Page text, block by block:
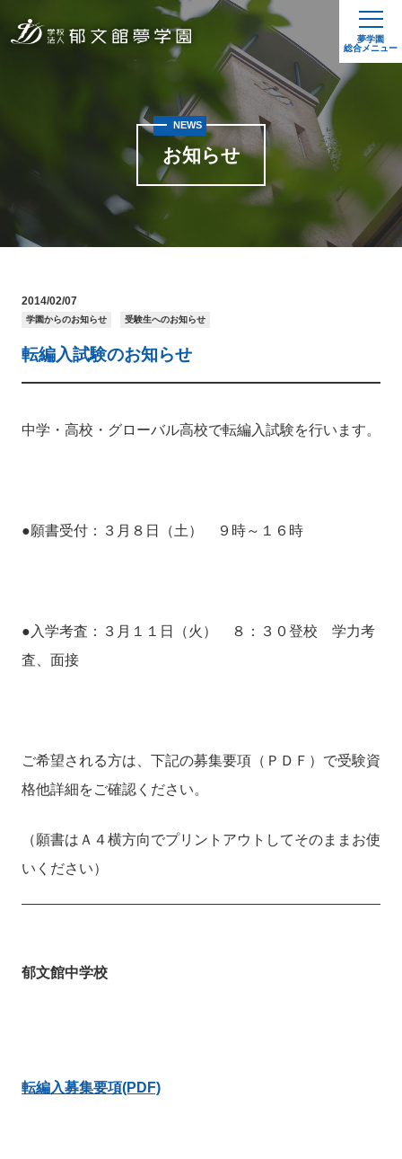
夢学園
総合メニュー
お知らせ
NEWS
2014/02/07
学園からのお知らせ 受験生へのお知らせ
転編入試験のお知らせ
中学・高校・グローバル高校で転編入試験を行います。
●願書受付：３月８日（土） ９時～１６時
●入学考査：３月１１日（火） ８：３０登校 学力考
査、面接
ご希望される方は、下記の募集要項（ＰＤＦ）で受験資
格他詳細をご確認ください。
（願書はＡ４横方向でプリントアウトしてそのままお使
いください）
郁文館中学校
転編入募集要項(PDF)